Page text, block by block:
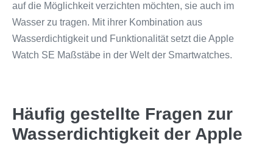
auf die Möglichkeit verzichten möchten, sie auch im
Wasser zu tragen. Mit ihrer Kombination aus
Wasserdichtigkeit und Funktionalität setzt die Apple
Watch SE Maßstäbe in der Welt der Smartwatches.
Häufig gestellte Fragen zur
Wasserdichtigkeit der Apple